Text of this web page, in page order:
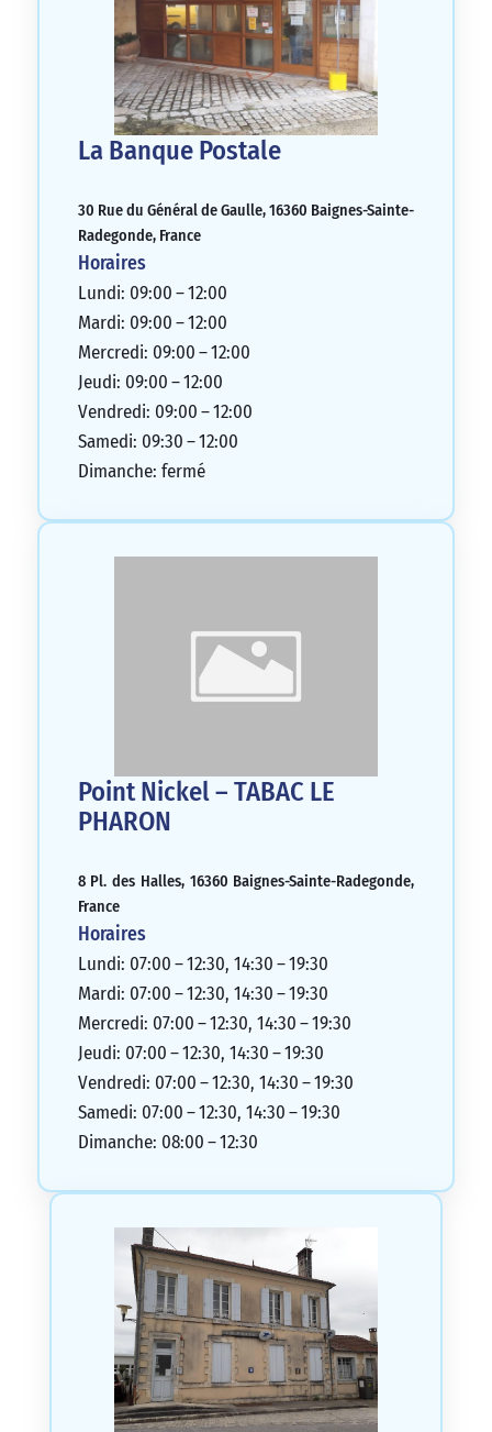
La Banque Postale
30 Rue du Général de Gaulle, 16360 Baignes-Sainte-
Radegonde, France
Horaires
Lundi: 09:00 – 12:00
Mardi: 09:00 – 12:00
Mercredi: 09:00 – 12:00
Jeudi: 09:00 – 12:00
Vendredi: 09:00 – 12:00
Samedi: 09:30 – 12:00
Dimanche: fermé
Point Nickel – TABAC LE
PHARON
8 Pl. des Halles, 16360 Baignes-Sainte-Radegonde,
France
Horaires
Lundi: 07:00 – 12:30, 14:30 – 19:30
Mardi: 07:00 – 12:30, 14:30 – 19:30
Mercredi: 07:00 – 12:30, 14:30 – 19:30
Jeudi: 07:00 – 12:30, 14:30 – 19:30
Vendredi: 07:00 – 12:30, 14:30 – 19:30
Samedi: 07:00 – 12:30, 14:30 – 19:30
Dimanche: 08:00 – 12:30